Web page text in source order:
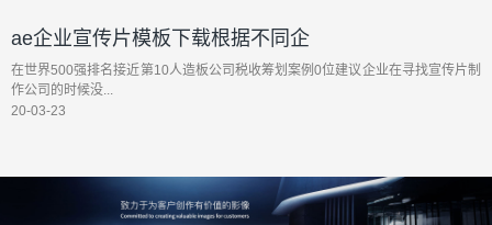
ae企业宣传片模板下载根据不同企
在世界500强排名接近第10人造板公司税收筹划案例0位建议企业在寻找宣传片制
作公司的时候没...
20-03-23